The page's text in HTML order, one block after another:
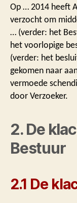
Op … 2014 heeft
verzocht om
… (verder: het
het voorlopige
(verder: het
gekomen naar
vermoede
door Verzoeker.
2. De
Bestuur
2.1 De